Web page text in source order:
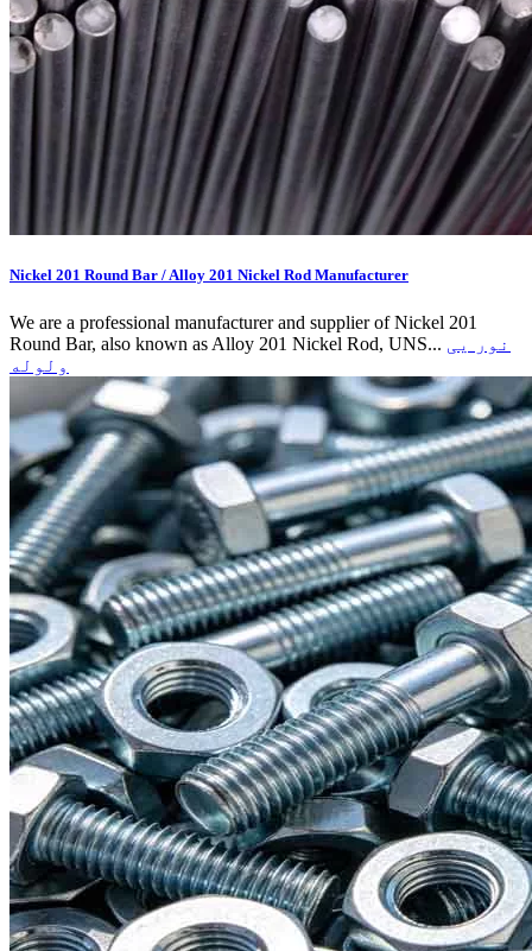
Nickel 201 Round Bar / Alloy 201 Nickel Rod Manufacturer
We are a professional manufacturer and supplier of Nickel 201
Round Bar, also known as Alloy 201 Nickel Rod, UNS... نور یی
ولوله